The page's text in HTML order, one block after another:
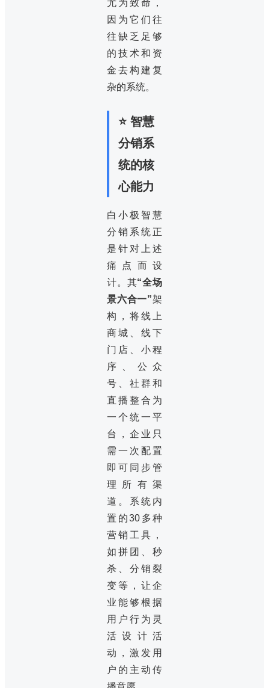
尤为致命，
因为它们往
往缺乏足够
的技术和资
金去构建复
杂的系统。
⭐ 智慧
分销系
统的核
心能力
白小极智慧
分销系统正
是针对上述
痛点而设
计。其“全场
景六合一”架
构，将线上
商城、线下
门店、小程
序、公众
号、社群和
直播整合为
一个统一平
台，企业只
需一次配置
即可同步管
理所有渠
道。系统内
置的30多种
营销工具，
如拼团、秒
杀、分销裂
变等，让企
业能够根据
用户行为灵
活设计活
动，激发用
户的主动传